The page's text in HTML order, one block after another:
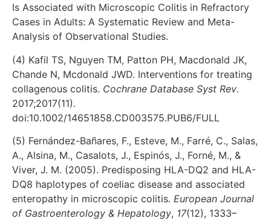
Is Associated with Microscopic Colitis in Refractory
Cases in Adults: A Systematic Review and Meta-
Analysis of Observational Studies.
(4) Kafil TS, Nguyen TM, Patton PH, Macdonald JK,
Chande N, Mcdonald JWD. Interventions for treating
collagenous colitis. Cochrane Database Syst Rev.
2017;2017(11).
doi:10.1002/14651858.CD003575.PUB6/FULL
(5) Fernández-Bañares, F., Esteve, M., Farré, C., Salas,
A., Alsina, M., Casalots, J., Espinós, J., Forné, M., &
Viver, J. M. (2005). Predisposing HLA-DQ2 and HLA-
DQ8 haplotypes of coeliac disease and associated
enteropathy in microscopic colitis. European Journal
of Gastroenterology & Hepatology, 17(12), 1333–